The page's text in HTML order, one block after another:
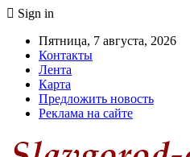
Sign in
Пятница, 7 августа, 2026
Контакты
Лента
Карта
Предложить новость
Реклама на сайте